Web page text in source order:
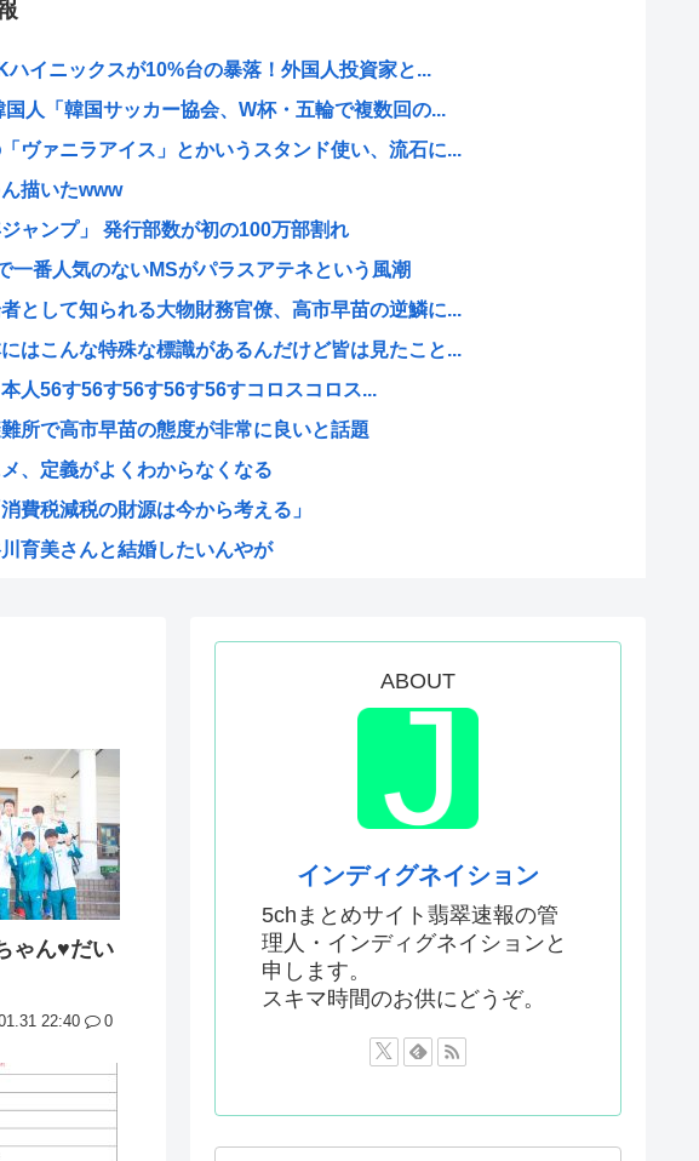
ハイニックスが10%台の暴落！外国人投資家と...
国人「韓国サッカー協会、W杯・五輪で複数回の...
ヴァニラアイス」とかいうスタンド使い、流石に...
描いたwww
ジャンプ」 発行部数が初の100万部割れ
一番人気のないMSがパラスアテネという風潮
として知られる大物財務官僚、高市早苗の逆鱗に...
はこんな特殊な標識があるんだけど皆は見たこと...
人56す56す56す56す56すコロスコロス...
所で高市早苗の態度が非常に良いと話題
、定義がよくわからなくなる
費税減税の財源は今から考える」
育美さんと結婚したいんやが
ズニーがゴミのようだ！」日本がアニメ化した米人...
サッカー協会W杯予選で外国人審判に性接待した...
りをしてたが、実は敵のスパイだったキャラ」 何...
者、お気持ち表明ツイートから1週間沈黙www
に逆らった財務官僚、左遷されるwww
らまじで好きになったんやが
ノカリ女、とんでもないエ口グッズにされてしまい...
本には韓国みたいなドラッグストアがないので韓国...
優は娼婦のような声」←これ正論すぎるよな
い漫画ない?
コ決算、プリキュアが前年比大幅減少
ス、左遷
ゃん♥だい
22:40 0
ABOUT
インディグネイション
5chまとめサイト翡翠速報の管
理人・インディグネイションと
申します。
スキマ時間のお供にどうぞ。